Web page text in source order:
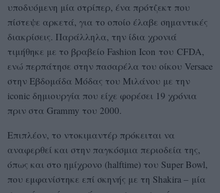
υποδυόμενη μία στρίπερ, ένα πρότζεκτ που
πίστεψε αρκετά, για το οποίο έλαβε σημαντικές
διακρίσεις. Παράλληλα, την ίδια χρονιά
τιμήθηκε με το βραβείο Fashion Icon του CFDA,
ενώ περπάτησε στην πασαρέλα του οίκου Versace
στην Εβδομάδα Μόδας του Μιλάνου με την
iconic δημιουργία που είχε φορέσει 19 χρόνια
πριν στα Grammy του 2000.
Επιπλέον, το ντοκιμαντέρ πρόκειται να
αναφερθεί και στην παγκόσμια περιοδεία της,
όπως και στο ημίχρονο (halftime) του Super Bowl,
που εμφανίστηκε επί σκηνής με τη Shakira – μία